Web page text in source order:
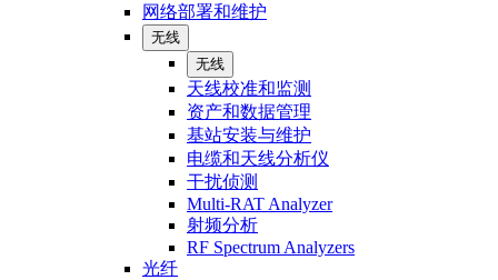
网络部署和维护
无线
无线
天线校准和监测
资产和数据管理
基站安装与维护
电缆和天线分析仪
干扰侦测
Multi-RAT Analyzer
射频分析
RF Spectrum Analyzers
光纤